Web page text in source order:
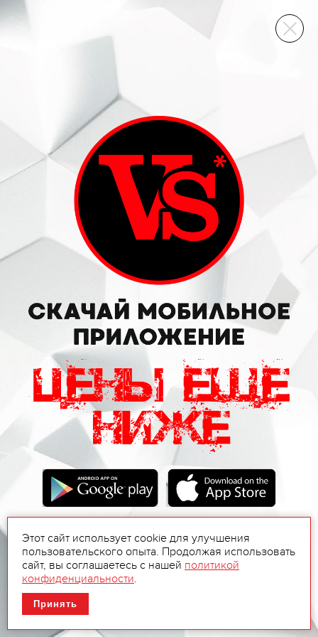
ВИННЫЙ СКЛАД
Этот сайт использует cookie для улучшения
пользовательского опыта. Продолжая использовать
сайт, вы соглашаетесь с нашей политикой
конфиденциальности.
Принять